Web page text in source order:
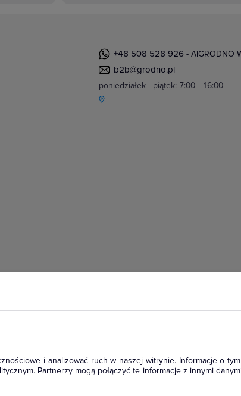
i analizować ruch w naszej witrynie. Informacje o
Partnerzy mogą połączyć te informacje z innymi
+48 508 528 926 - AiGRODNO
b2b@grodno.pl
poniedziałek - piątek: 7:00 - 16:00